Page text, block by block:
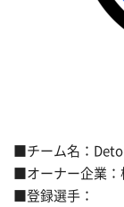
■チーム名：
■オーナー企業
■登録選手：